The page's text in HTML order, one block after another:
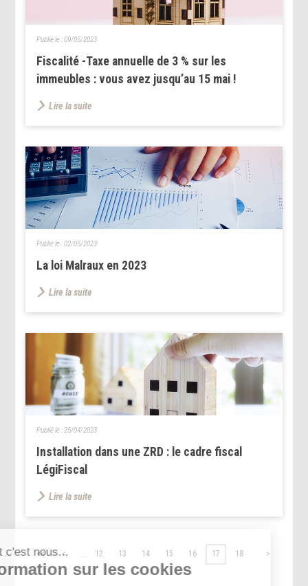
Fiscalité -Taxe annuelle de 3 % sur les
immeubles : vous avez jusqu’au 15 mai !
Publié le :09/05/2023
Lire la suite
La loi Malraux en 2023
Publié le :02/05/2023
Lire la suite
Installation dans une ZRD : le cadre fiscal
LégiFiscal
Publié le : 25/04/2023
Lire la suite
<< < 12 13 14 15 16 17 18 >